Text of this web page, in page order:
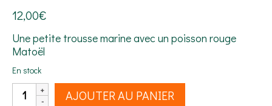
12,00€
Une petite trousse marine avec un poisson rouge
Matoël
En stock
quantité
AJOUTER AU PANIER